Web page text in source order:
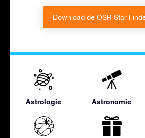
Download de OSR Star
Astrologie Astronomie